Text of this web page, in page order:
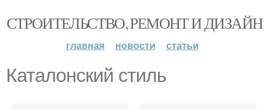
СТРОИТЕЛЬСТВО, РЕМОНТ И ДИЗАЙН
главная новости статьи
Каталонский стиль